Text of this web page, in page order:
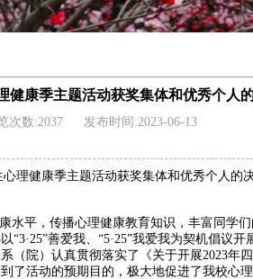
健康季主题活动获奖集体和优秀个人
次数:2037 发布时间:2023-06-13
心理健康季主题活动获奖集体和优秀个人的
水平，传播心理健康教育知识，丰富同学
“3·25”善爱我、“5·25”我爱我为契机倡议开
（院）认真贯彻落实了《关于开展2023年
了活动的预期目的，极大地促进了我校心